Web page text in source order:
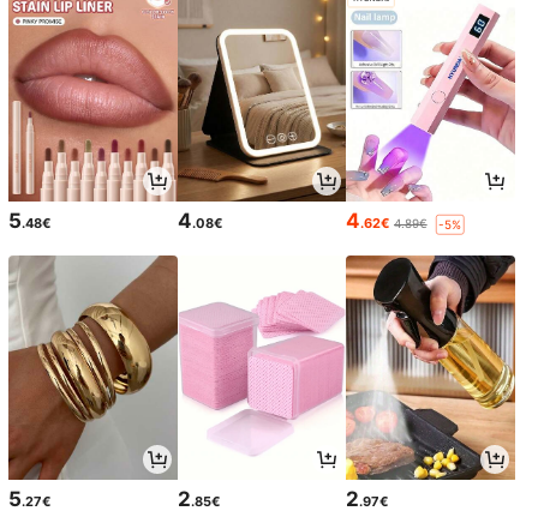
5.48€ 4.08€ 4.62€ 4.89€ -5%
5.27€ 2.85€ 2.97€